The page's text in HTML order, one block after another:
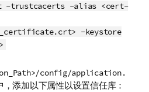
-trustcacerts -alias <cert-
-keystore
config/application.
添加以下属性以设置信任库：